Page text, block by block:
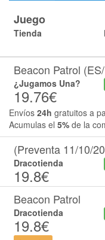
Juego
Tienda
Beacon Patrol
¿Jugamos Una?
19.76€
Envíos 24h gratuitos a
Acumulas el 5% de la
(Preventa 11/10/
Dracotienda
19.8€
Beacon Patrol
Dracotienda
19.8€